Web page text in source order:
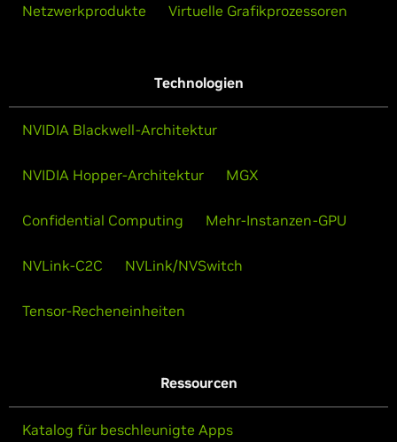
Netzwerkprodukte Virtuelle Grafikprozessoren
Technologien
NVIDIA Blackwell-Architektur
NVIDIA Hopper-Architektur MGX
Confidential Computing Mehr-Instanzen-GPU
NVLink-C2C NVLink/NVSwitch
Tensor-Recheneinheiten
Ressourcen
Katalog für beschleunigte Apps